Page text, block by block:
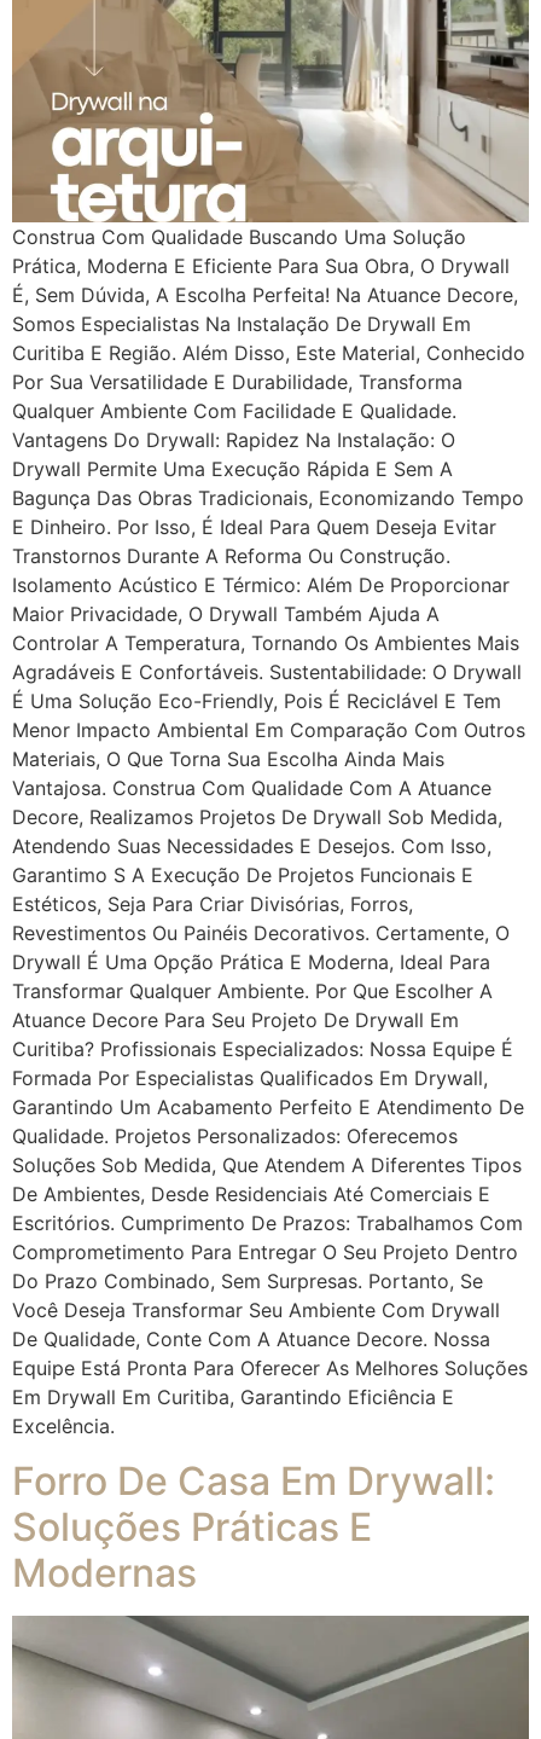
Construa Com Qualidade Buscando Uma Solução
Prática, Moderna E Eficiente Para Sua Obra, O Drywall
É, Sem Dúvida, A Escolha Perfeita! Na Atuance Decore,
Somos Especialistas Na Instalação De Drywall Em
Curitiba E Região. Além Disso, Este Material, Conhecido
Por Sua Versatilidade E Durabilidade, Transforma
Qualquer Ambiente Com Facilidade E Qualidade.
Vantagens Do Drywall: Rapidez Na Instalação: O
Drywall Permite Uma Execução Rápida E Sem A
Bagunça Das Obras Tradicionais, Economizando Tempo
E Dinheiro. Por Isso, É Ideal Para Quem Deseja Evitar
Transtornos Durante A Reforma Ou Construção.
Isolamento Acústico E Térmico: Além De Proporcionar
Maior Privacidade, O Drywall Também Ajuda A
Controlar A Temperatura, Tornando Os Ambientes Mais
Agradáveis E Confortáveis. Sustentabilidade: O Drywall
É Uma Solução Eco-Friendly, Pois É Reciclável E Tem
Menor Impacto Ambiental Em Comparação Com Outros
Materiais, O Que Torna Sua Escolha Ainda Mais
Vantajosa. Construa Com Qualidade Com A Atuance
Decore, Realizamos Projetos De Drywall Sob Medida,
Atendendo Suas Necessidades E Desejos. Com Isso,
Garantimo S A Execução De Projetos Funcionais E
Estéticos, Seja Para Criar Divisórias, Forros,
Revestimentos Ou Painéis Decorativos. Certamente, O
Drywall É Uma Opção Prática E Moderna, Ideal Para
Transformar Qualquer Ambiente. Por Que Escolher A
Atuance Decore Para Seu Projeto De Drywall Em
Curitiba? Profissionais Especializados: Nossa Equipe É
Formada Por Especialistas Qualificados Em Drywall,
Garantindo Um Acabamento Perfeito E Atendimento De
Qualidade. Projetos Personalizados: Oferecemos
Soluções Sob Medida, Que Atendem A Diferentes Tipos
De Ambientes, Desde Residenciais Até Comerciais E
Escritórios. Cumprimento De Prazos: Trabalhamos Com
Comprometimento Para Entregar O Seu Projeto Dentro
Do Prazo Combinado, Sem Surpresas. Portanto, Se
Você Deseja Transformar Seu Ambiente Com Drywall
De Qualidade, Conte Com A Atuance Decore. Nossa
Equipe Está Pronta Para Oferecer As Melhores Soluções
Em Drywall Em Curitiba, Garantindo Eficiência E
Excelência.
Forro De Casa Em Drywall:
Soluções Práticas E
Modernas